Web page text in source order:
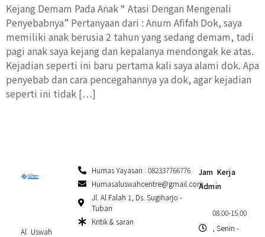
Kejang Demam Pada Anak “ Atasi Dengan Mengenali
Penyebabnya” Pertanyaan dari : Anum Afifah Dok, saya
memiliki anak berusia 2 tahun yang sedang demam, tadi
pagi anak saya kejang dan kepalanya mendongak ke atas.
Kejadian seperti ini baru pertama kali saya alami dok. Apa
penyebab dan cara pencegahannya ya dok, agar kejadian
seperti ini tidak […]
Al Uswah
Humas Yayasan : 082337766776
Humasaluswahcentre@gmail.com
Jl. Al Falah 1, Ds. Sugiharjo -
Tuban
Kritik & saran
Jam Kerja
Admin
08.00-15.00
, Senin -